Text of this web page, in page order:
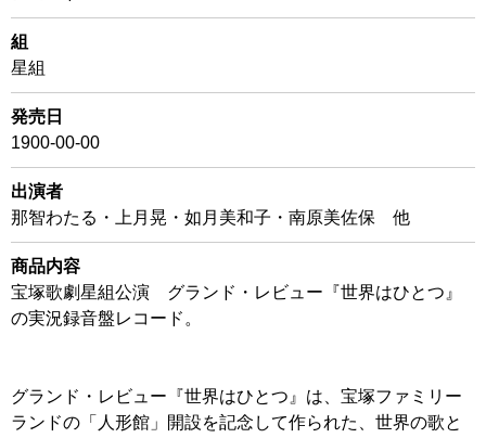
組
星組
発売日
1900-00-00
出演者
那智わたる・上月晃・如月美和子・南原美佐保 他
商品内容
宝塚歌劇星組公演 グランド・レビュー『世界はひとつ』
の実況録音盤レコード。
グランド・レビュー『世界はひとつ』は、宝塚ファミリー
ランドの「人形館」開設を記念して作られた、世界の歌と